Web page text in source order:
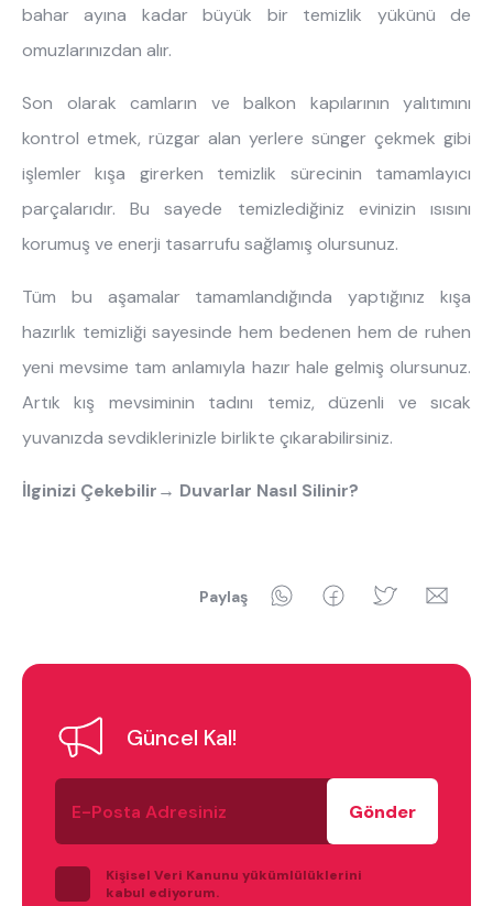
bahar ayına kadar büyük bir temizlik yükünü de
omuzlarınızdan alır.
Son olarak camların ve balkon kapılarının yalıtımını
kontrol etmek, rüzgar alan yerlere sünger çekmek gibi
işlemler kışa girerken temizlik sürecinin tamamlayıcı
parçalarıdır. Bu sayede temizlediğiniz evinizin ısısını
korumuş ve enerji tasarrufu sağlamış olursunuz.
Tüm bu aşamalar tamamlandığında yaptığınız kışa
hazırlık temizliği sayesinde hem bedenen hem de ruhen
yeni mevsime tam anlamıyla hazır hale gelmiş olursunuz.
Artık kış mevsiminin tadını temiz, düzenli ve sıcak
yuvanızda sevdiklerinizle birlikte çıkarabilirsiniz.
İlginizi Çekebilir→ Duvarlar Nasıl Silinir?
Paylaş WhatsAppFacebookTwitter
Güncel Kal!
E-
Posta
Adresiniz
Kişisel Veri Kanunu yükümlülüklerini
kabul ediyorum.